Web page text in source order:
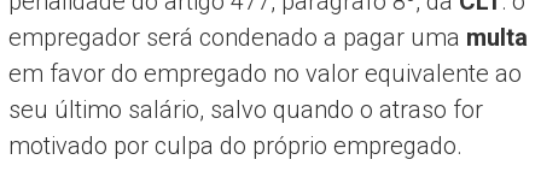
empregador será condenado a pagar uma multa
em favor do empregado no valor equivalente ao
seu último salário, salvo quando o atraso for
motivado por culpa do próprio empregado.